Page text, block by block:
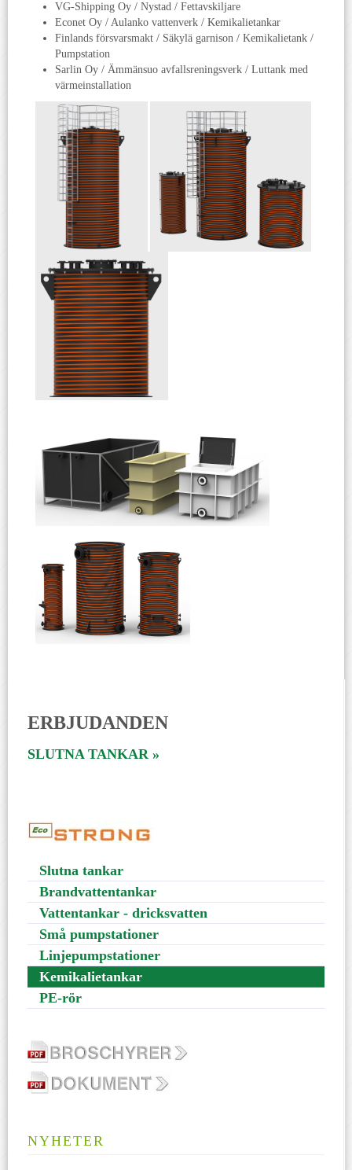
VG-Shipping Oy / Nystad / Fettavskiljare
Econet Oy / Aulanko vattenverk / Kemikalietankar
Finlands försvarsmakt / Säkylä garnison / Kemikalietank /
Pumpstation
Sarlin Oy / Ämmänsuo avfallsreningsverk / Luttank med
värmeinstallation
ERBJUDANDEN
SLUTNA TANKAR »
Slutna tankar
Brandvattentankar
Vattentankar - dricksvatten
Små pumpstationer
Linjepumpstationer
Kemikalietankar
PE-rör
NYHETER